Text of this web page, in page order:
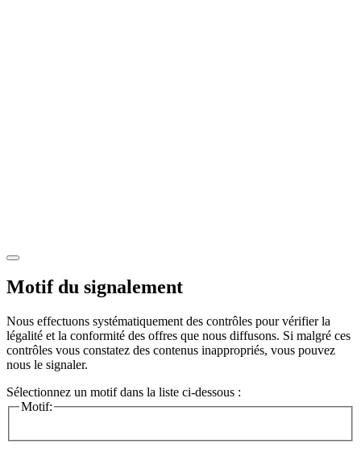
Motif du signalement
Nous effectuons systématiquement des contrôles pour vérifier la
légalité et la conformité des offres que nous diffusons. Si malgré ces
contrôles vous constatez des contenus inappropriés, vous pouvez
nous le signaler.
Sélectionnez un motif dans la liste ci-dessous :
Motif: